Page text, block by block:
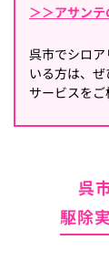
＞＞アサン
呉市でシロ
いる方は、
サービスをご
呉
駆除